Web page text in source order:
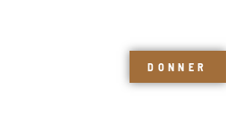
DONNER